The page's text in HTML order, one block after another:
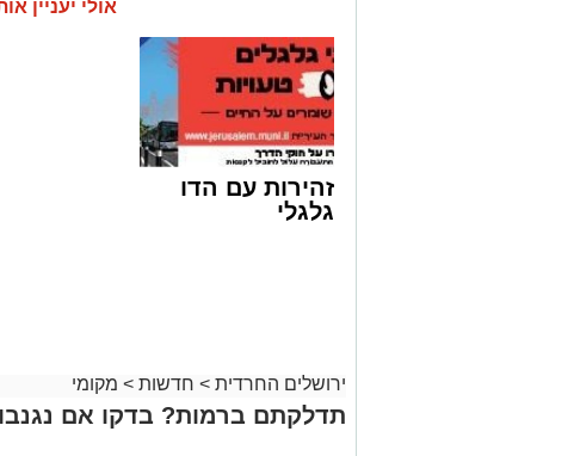
קבוצת זמן אמת
אסון בירושלים: הזמר אבישי לוי ז"ל
אולי יעניין
זהירות עם הדו
גלגלי
ירושלים החרדית > חדשות > מקומי
תדלקתם ברמות? בדקו אם